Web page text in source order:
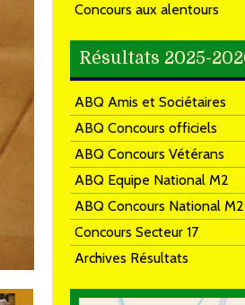
Concours aux alentours
Résultats 2025-
ABQ Amis et Sociétaires
ABQ Concours officiels
ABQ Concours Vétérans
ABQ Equipe National M2
ABQ Concours National M2
Concours Secteur 17
Archives Résultats